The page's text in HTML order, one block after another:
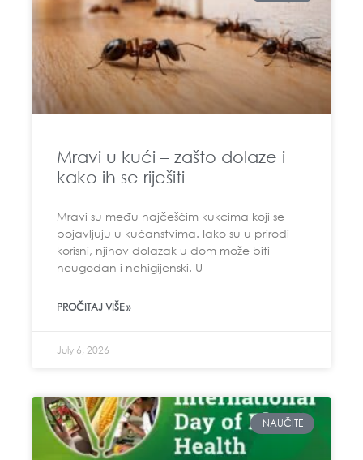
Mravi u kući – zašto dolaze i
kako ih se riješiti
Mravi su među najčešćim kukcima koji se
pojavljuju u kućanstvima. Iako su u prirodi
korisni, njihov dolazak u dom može biti
neugodan i nehigijenski. U
PROČITAJ VIŠE »
July 6, 2026
NAUČITE